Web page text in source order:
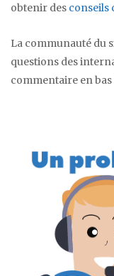
obtenir des conseils
La communauté du
questions des
commentaire en bas